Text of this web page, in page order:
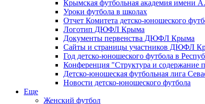
Крымская футбольная академия имени
Уроки футбола в школах
Отчет Комитета детско-юношеского
Логотип ДЮФЛ Крыма
Документы первенства ДЮФЛ Крыма
Сайты и страницы участников ДЮФЛ
Год детско-юношеского футбола в
Конференция "Структура и содержание
Детско-юношеская футбольная лига
Новости детско-юношеского футбола
Еще
Женский футбол